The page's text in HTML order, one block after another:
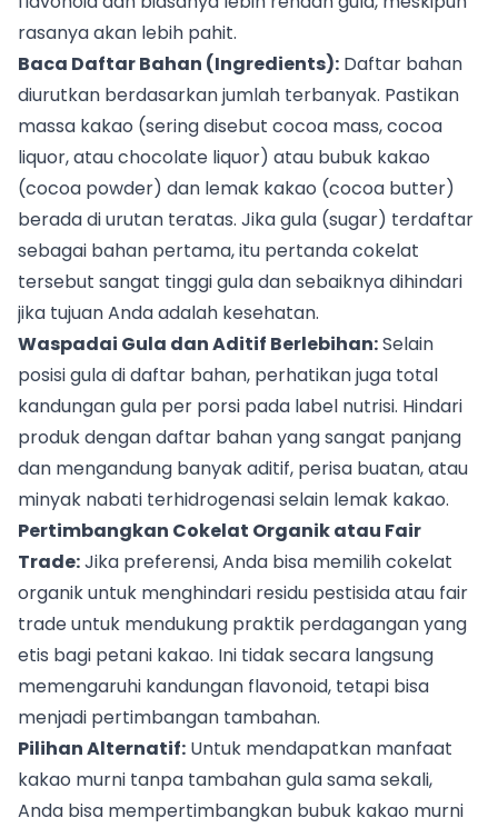
rasanya akan lebih pahit.
Baca Daftar Bahan (Ingredients): Daftar bahan
diurutkan berdasarkan jumlah terbanyak. Pastikan
massa kakao (sering disebut cocoa mass, cocoa
liquor, atau chocolate liquor) atau bubuk kakao
(cocoa powder) dan lemak kakao (cocoa butter)
berada di urutan teratas. Jika gula (sugar) terdaftar
sebagai bahan pertama, itu pertanda cokelat
tersebut sangat tinggi gula dan sebaiknya dihindari
jika tujuan Anda adalah kesehatan.
Waspadai Gula dan Aditif Berlebihan:Selain
posisi gula di daftar bahan, perhatikan juga total
kandungan gula per porsi pada label nutrisi. Hindari
produk dengan daftar bahan yang sangat panjang
dan mengandung banyak aditif, perisa buatan, atau
minyak nabati terhidrogenasi selain lemak kakao.
Pertimbangkan Cokelat Organik atau Fair
Trade:Jika preferensi, Anda bisa memilih cokelat
organik untuk menghindari residu pestisida atau fair
trade untuk mendukung praktik perdagangan yang
etis bagi petani kakao. Ini tidak secara langsung
memengaruhi kandungan flavonoid, tetapi bisa
menjadi pertimbangan tambahan.
Pilihan Alternatif: Untuk mendapatkan manfaat
kakao murni tanpa tambahan gula sama sekali,
Anda bisa mempertimbangkan bubuk kakao murni